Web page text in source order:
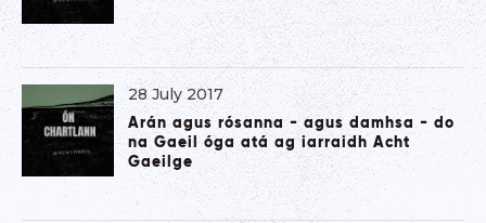
28 July 2017
Arán agus rósanna - agus damhsa - do
na Gaeil óga atá ag iarraidh Acht
Gaeilge